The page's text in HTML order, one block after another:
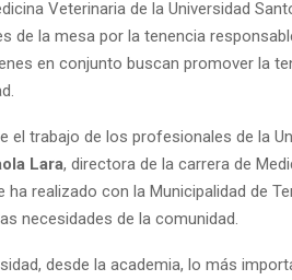
Veterinaria de la Universidad
de la mesa por la tenencia
en conjunto buscan promover la
el trabajo de los profesionales de la
Lara, directora de la carrera de
ha realizado con la Municipalidad de
necesidades de la comunidad.
desde la academia, lo más